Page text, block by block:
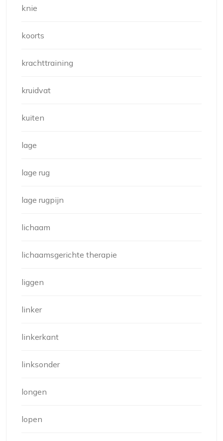
knie
koorts
krachttraining
kruidvat
kuiten
lage
lage rug
lage rugpijn
lichaam
lichaamsgerichte therapie
liggen
linker
linkerkant
linksonder
longen
lopen